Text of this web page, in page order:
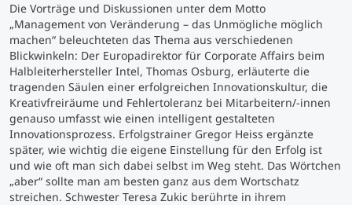
Maßgeschneiderte Programme
Studienberatung
Executive Education Finder
Die Vorträge und Diskussionen unter dem Motto
„Management von Veränderung – das Unmögliche möglich
machen“ beleuchteten das Thema aus verschiedenen
Blickwinkeln: Der Europadirektor für Corporate Affairs beim
Halbleiterhersteller Intel, Thomas Osburg, erläuterte die
tragenden Säulen einer erfolgreichen Innovationskultur, die
Kreativfreiräume und Fehlertoleranz bei Mitarbeitern/-innen
genauso umfasst wie einen intelligent gestalteten
Innovationsprozess. Erfolgstrainer Gregor Heiss ergänzte
später, wie wichtig die eigene Einstellung für den Erfolg ist
und wie oft man sich dabei selbst im Weg steht. Das Wörtchen
„aber“ sollte man am besten ganz aus dem Wortschatz
streichen. Schwester Teresa Zukic berührte in ihrem